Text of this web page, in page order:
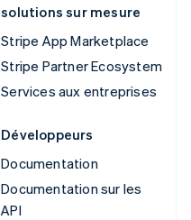
solutions sur mesure
Stripe App Marketplace
Stripe Partner Ecosystem
Services aux entreprises
Développeurs
Documentation
Documentation sur les
API